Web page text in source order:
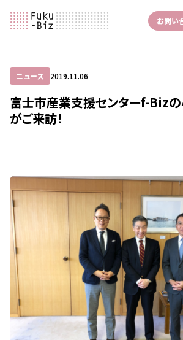
お問い
ニュース 2019.11.06
富士市産業支援センターf-Biz
がご来訪！